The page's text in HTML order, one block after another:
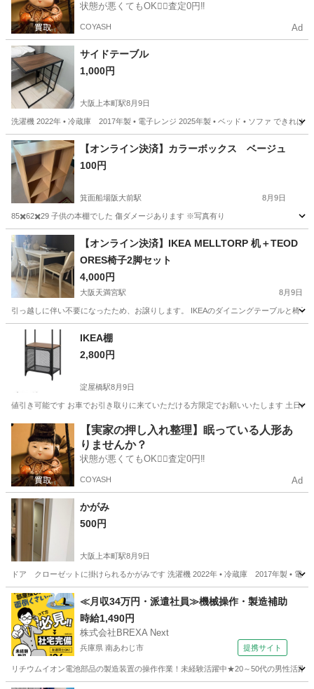
状態が悪くてもOK🙆‍♀️査定0円‼️
COYASH Ad
サイドテーブル
1,000円
大阪上本町駅8月9日
洗濯機 2022年 • 冷蔵庫 2017年製 • 電子レンジ 2025年製 • ベッド • ソファ できれば
大阪 大阪市 大阪上本町駅 家具 サイドテーブル
【オンライン決済】カラーボックス ベージュ
100円
箕面船場阪大前駅 8月9日
85✖️62✖️29 子供の本棚でした 傷ダメージあります ※写真有り
大阪 箕面市 箕面船場阪大前駅
【オンライン決済】IKEA MELLTORP 机＋TEOD
ORES椅子2脚セット
4,000円
大阪天満宮駅 8月9日
引っ越しに伴い不要になったため、お譲りします。 IKEAのダイニングテーブルと椅
大阪 大阪市 大阪天満宮駅
IKEA棚
2,800円
淀屋橋駅8月9日
値引き可能です お車でお引き取りに来ていただける方限定でお願いいたします
大阪 大阪市 淀屋橋駅 収納家具
【実家の押し入れ整理】眠っている人形あ
りませんか？
状態が悪くてもOK🙆‍♀️査定0円‼️
COYASH Ad
かがみ
500円
大阪上本町駅8月9日
ドア クローゼットに掛けられるかがみです 洗濯機 2022年 • 冷蔵庫 2017年製 • 電子
大阪 大阪市 大阪上本町駅 家具 クローゼット
≪月収34万円・派遣社員≫機械操作・製造補助
時給1,490円
株式会社BREXA Next
兵庫県 南あわじ市 提携サイト
リチウムイオン電池部品の製造装置の操作作業！未経験活躍中★20～50代の男性活